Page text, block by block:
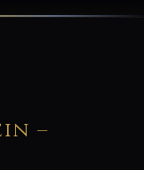
–